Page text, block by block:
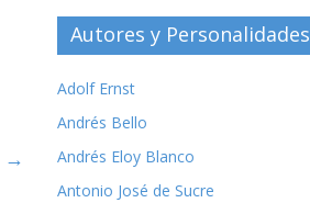
→
Autores y Personalidades
Adolf Ernst
Andrés Bello
Andrés Eloy Blanco
Antonio José de Sucre